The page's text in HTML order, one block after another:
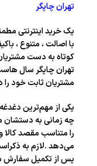
تهران چاپگر
یک خرید اینترنتی
با اصالت ، متنوع ،
کوتاه به دست
تهران چاپگر سال‌
مشتریان ثابت خود را
یکی از مهم‌ترین
چه زمانی به دستشان
را متناسب مقصد کالا
می‌دهد .لازم به
پس از تکمیل سفارش